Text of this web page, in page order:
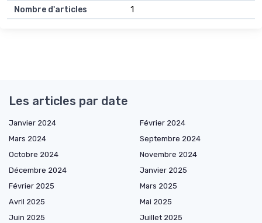
Nombre d'articles 1
Les articles par date
Janvier 2024
Février 2024
Mars 2024
Septembre 2024
Octobre 2024
Novembre 2024
Décembre 2024
Janvier 2025
Février 2025
Mars 2025
Avril 2025
Mai 2025
Juin 2025
Juillet 2025